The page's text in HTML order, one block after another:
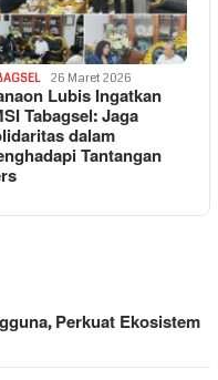
26 Maret 2026
Lubis Ingatkan
Tabagsel: Jaga
dalam
Tantangan
Perkuat Ekosistem